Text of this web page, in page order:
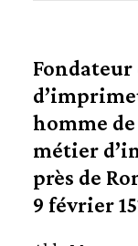
FICHES
ANTOINE
JOSSE BADE
JEAN BARBÉ
GUILLAUME
Fondateur
homme
métier
près de
9 février